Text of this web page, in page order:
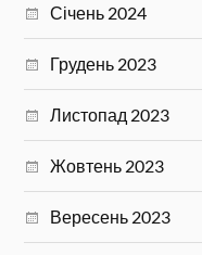
Січень 2024
Грудень 2023
Листопад 2023
Жовтень 2023
Вересень 2023